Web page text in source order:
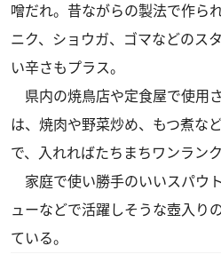
噌だれ。昔ながらの製法で作ら
ニク、ショウガ、ゴマなどのス
い辛さもプラス。
県内の焼鳥店や定食屋で使用
は、焼肉や野菜炒め、もつ煮な
で、入れればたちまちワンラン
家庭で使い勝手のいいスパウ
ューなどで活躍しそうな壺入り
ている。